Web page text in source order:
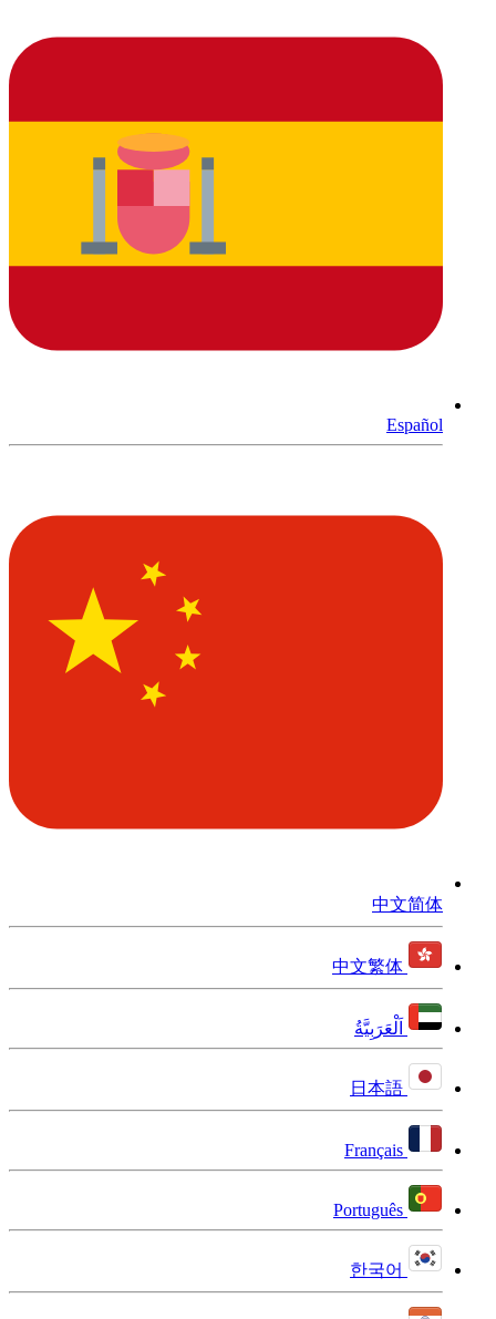
Español
中文简体
中文繁体
اَلْعَرَبِيَّةُ
日本語
Français
Português
한국어